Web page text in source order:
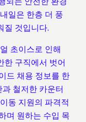
일은 한층 더 풍
질 것입니다.
초이스로 인해
한 구직에서 벗어
드 채용 정보를 한
철저한 카운터
동 지원의 파격적
며 원하는 수입 목